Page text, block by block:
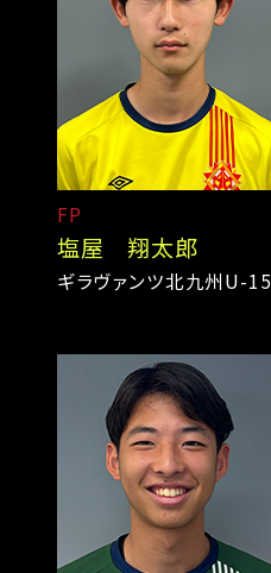
FP
塩屋 翔太郎
ギラヴァンツ北九州U-15